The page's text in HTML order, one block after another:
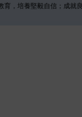
堅毅自信；成就良好公